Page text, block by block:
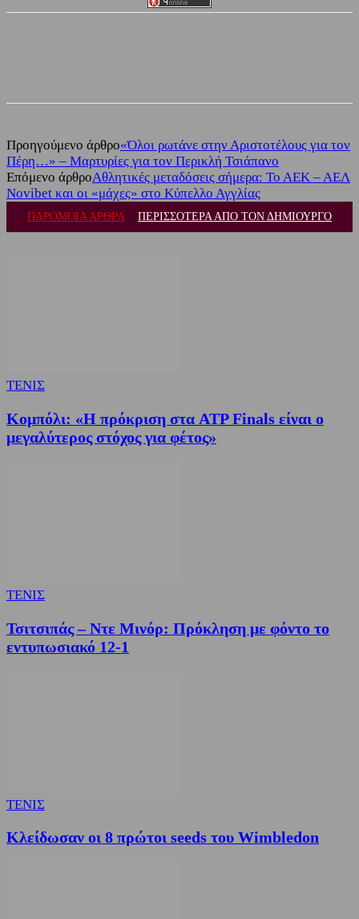
Προηγούμενο άρθρο«Όλοι ρωτάνε στην Αριστοτέλους για τον
Πέρη…» – Μαρτυρίες για τον Περικλή Τσιάπανο
Επόμενο άρθροΑθλητικές μεταδόσεις σήμερα: Το ΑΕΚ – ΑΕΛ
Novibet και οι «μάχες» στο Κύπελλο Αγγλίας
ΠΑΡΟΜΟΙΑ ΑΡΘΡΑ ΠΕΡΙΣΣΟΤΕΡΑ ΑΠΟ ΤΟΝ ΔΗΜΙΟΥΡΓΟ
ΤΕΝΙΣ
Κομπόλι: «Η πρόκριση στα ATP Finals είναι ο
μεγαλύτερος στόχος για φέτος»
ΤΕΝΙΣ
Τσιτσιπάς – Ντε Μινόρ: Πρόκληση με φόντο το
εντυπωσιακό 12-1
ΤΕΝΙΣ
Κλείδωσαν οι 8 πρώτοι seeds του Wimbledon